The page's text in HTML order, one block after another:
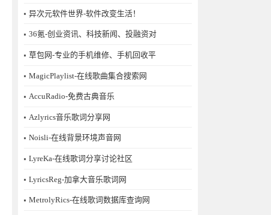
异次元软件世界-软件改变生活！
36氪-创业资讯、科技新闻、投融资对
草包网-专业的手机维修、手机回收平
MagicPlaylist-在线歌曲集合搜索网
AccuRadio-免费古典音乐
Azlyrics音乐歌词分享网
Noisli-在线背景环境声音网
LyreKa-在线歌词分享讨论社区
LyricsReg-加拿大音乐歌词网
MetrolyRics-在线歌词数据库查询网